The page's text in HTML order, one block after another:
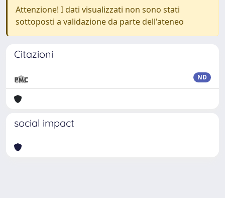
Attenzione! I dati visualizzati non sono stati
sottoposti a validazione da parte dell'ateneo
Citazioni
ND
social impact